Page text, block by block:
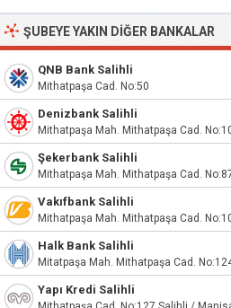
ŞUBEYE YAKIN DIĞER BANKALAR
QNB Bank Salihli
Mithatpaşa Cad. No:50
Denizbank Salihli
Mithatpaşa Mah. Mithatpaşa Cad.
Şekerbank Salihli
Mithatpaşa Mah. Mithatpaşa Cad.
Vakıfbank Salihli
Mithatpaşa Mah. Mithatpaşa Cad.
Halk Bank Salihli
Mitatpaşa Mah. Mithatpaşa Cad.
Yapı Kredi Salihli